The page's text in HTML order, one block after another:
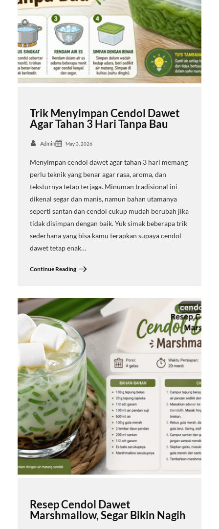
Trik Menyimpan Cendol Dawet
Agar Tahan 3 Hari Tanpa Bau
Admin May 3, 2026
Menyimpan cendol dawet agar tahan 3 hari memang
perlu teknik yang benar agar rasa, aroma, dan
teksturnya tetap terjaga. Minuman tradisional ini
dikenal segar dan manis, namun bahan utamanya
seperti santan dan cendol cukup mudah berubah jika
tidak disimpan dengan baik. Yuk simak beberapa trik
sederhana yang bisa kamu terapkan supaya cendol
dawet tetap enak…
Continue Reading
Resep Cendol Dawet
Marshmallow, Segar Bikin Nagih